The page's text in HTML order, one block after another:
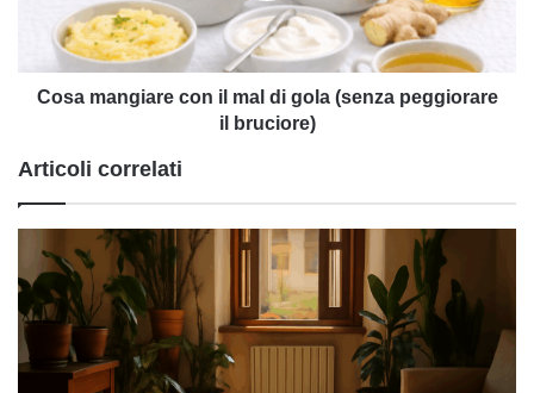
(senza
peggiorare
Cosa mangiare con il mal di gola (senza peggiorare
il bruciore)
Articoli correlati